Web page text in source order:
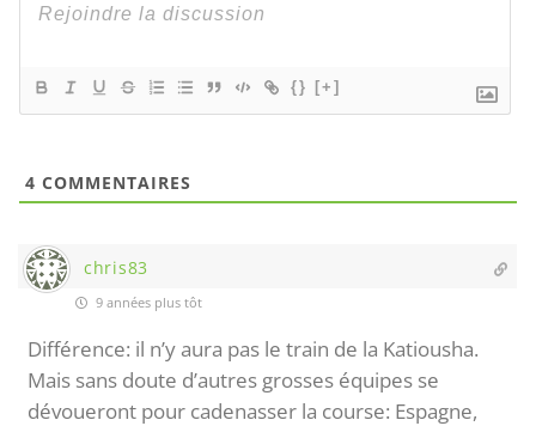
{} [+]
4 COMMENTAIRES
chris83
9 années plus tôt
Différence: il n’y aura pas le train de la Katiousha.
Mais sans doute d’autres grosses équipes se
dévoueront pour cadenasser la course: Espagne,